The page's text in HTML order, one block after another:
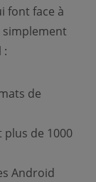
font face à
:
de
de 1000
Android